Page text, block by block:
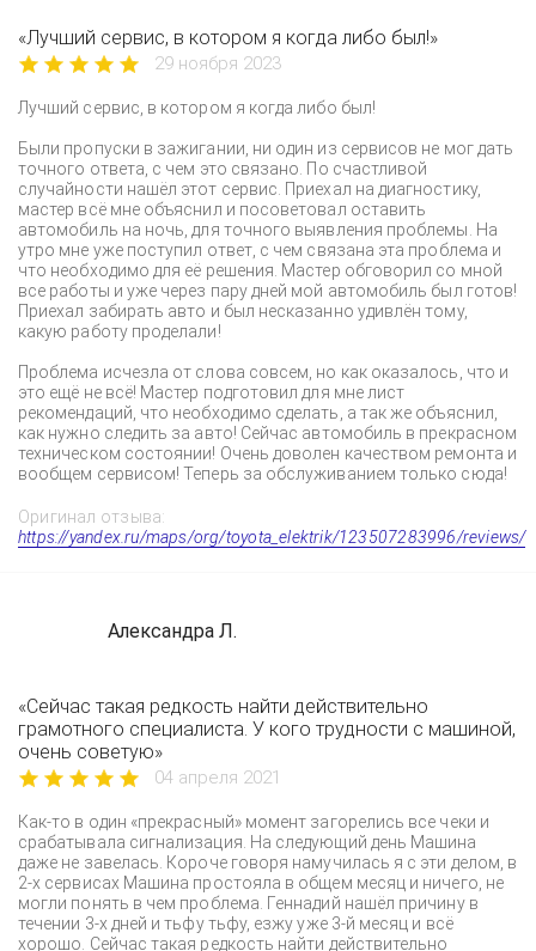
«Лучший сервис, в котором я когда либо был!»
29 ноября 2023
Лучший сервис, в котором я когда либо был!
Были пропуски в зажигании, ни один из сервисов не мог дать
точного ответа, с чем это связано. По счастливой
случайности нашёл этот сервис. Приехал на диагностику,
мастер всё мне объяснил и посоветовал оставить
автомобиль на ночь, для точного выявления проблемы. На
утро мне уже поступил ответ, с чем связана эта проблема и
что необходимо для её решения. Мастер обговорил со мной
все работы и уже через пару дней мой автомобиль был готов!
Приехал забирать авто и был несказанно удивлён тому,
какую работу проделали!
Проблема исчезла от слова совсем, но как оказалось, что и
это ещё не всё! Мастер подготовил для мне лист
рекомендаций, что необходимо сделать, а так же объяснил,
как нужно следить за авто! Сейчас автомобиль в прекрасном
техническом состоянии! Очень доволен качеством ремонта и
вообщем сервисом! Теперь за обслуживанием только сюда!
Оригинал отзыва:
https://yandex.ru/maps/org/toyota_elektrik/123507283996/reviews/
Александра Л.
«Сейчас такая редкость найти действительно
грамотного специалиста. У кого трудности с машиной,
очень советую»
04 апреля 2021
Как-то в один «прекрасный» момент загорелись все чеки и
срабатывала сигнализация. На следующий день Машина
даже не завелась. Короче говоря намучилась я с эти делом, в
2-х сервисах Машина простояла в общем месяц и ничего, не
могли понять в чем проблема. Геннадий нашёл причину в
течении 3-х дней и тьфу тьфу, езжу уже 3-й месяц и всё
хорошо. Сейчас такая редкость найти действительно